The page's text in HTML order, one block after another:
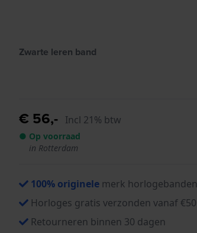
Zwarte leren band
€ 56,- Incl 21% btw
● Op voorraad
in Rotterdam
100% originele merk horlogebanden
Horloges gratis verzonden vanaf €50
Retourneren binnen 30 dagen